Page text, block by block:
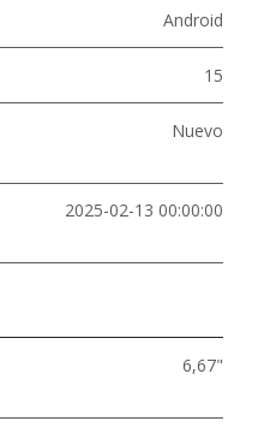
Android
15
Nuevo
2025-02-13 00:00:00
6,67"